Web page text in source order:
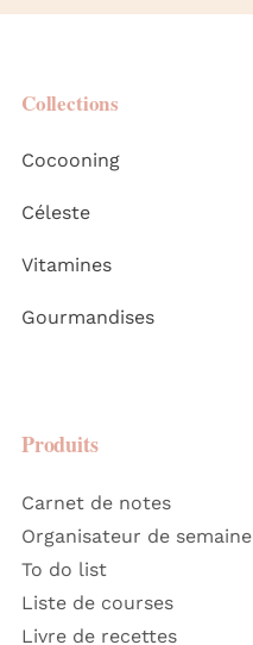
Collections
Cocooning
Céleste
Vitamines
Gourmandises
Produits
Carnet de notes
Organisateur de semaine
To do list
Liste de courses
Livre de recettes